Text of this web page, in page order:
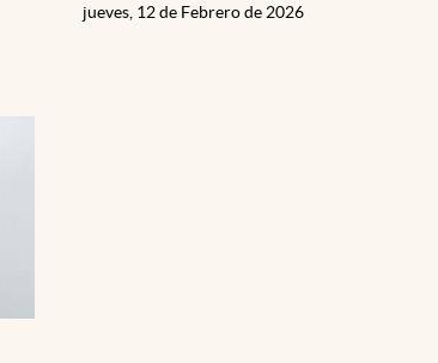
jueves, 12 de Febrero de 2026